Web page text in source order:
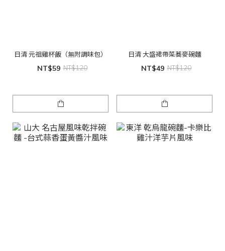
日清 元祖雞杯飯（無附調味包）
NT$59 NT$120
日清 大盛裙帶菜蕎麥碗麵
NT$49 NT$120